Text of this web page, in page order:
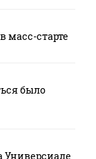
масс-старте
было
Универсиаде